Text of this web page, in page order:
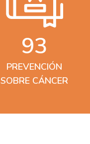
93
PREVENCIÓN
SOBRE CÁNCER